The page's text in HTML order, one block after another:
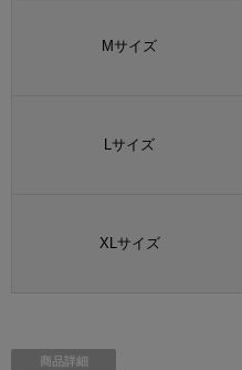
Mサイズ
Lサイズ
XLサイズ
商品詳細